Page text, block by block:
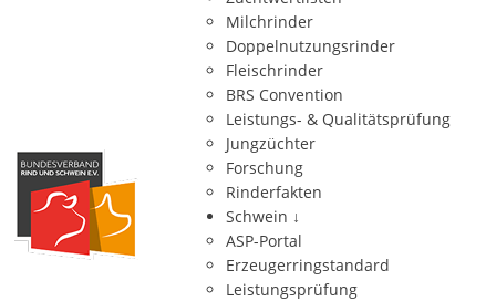
Milchrinder
Doppelnutzungsrinder
Fleischrinder
BRS Convention
Leistungs- & Qualitätsprüfung
Jungzüchter
Forschung
Rinderfakten
Schwein ↓
ASP-Portal
Erzeugerringstandard
Leistungsprüfung